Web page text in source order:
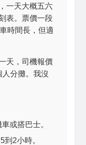
一天大概五六
表。票價一段
時間長，但適
天，司機報價
分攤。我沒
或搭巴士。
2小時。